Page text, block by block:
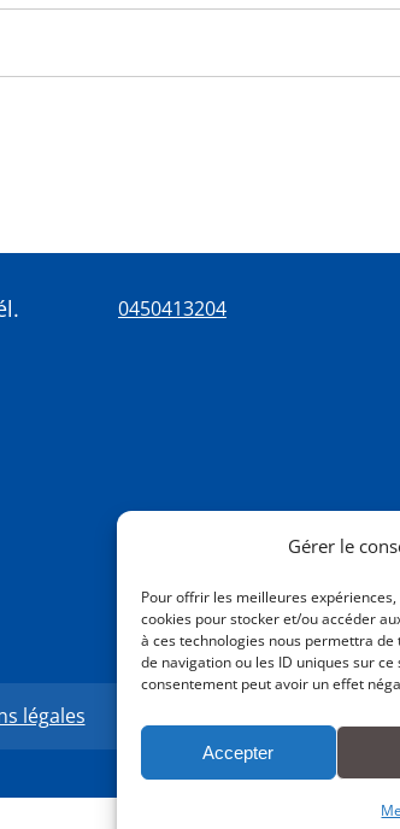
Gérer le
Pour offrir les meilleures
cookies pour stocker et/ou accéder
à ces technologies nous permettra
de navigation ou les ID uniques sur
consentement peut avoir un effet
Accepter
0450413204
légales